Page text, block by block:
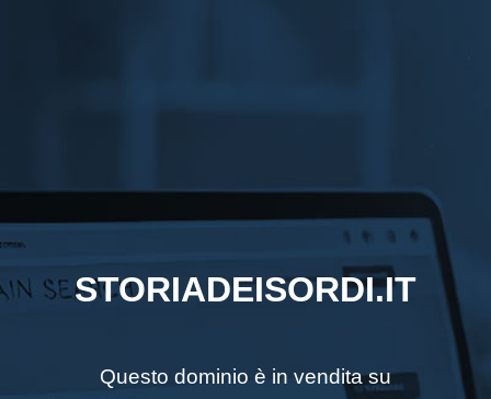
STORIADEISORDI.IT
Questo dominio è in vendita su